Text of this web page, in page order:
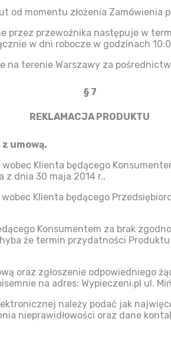
momentu złożenia Zamówienia
przez przewoźnika następuje w
w dni robocze w godzinach
na terenie Warszawy za
§ 7
REKLAMACJA PRODUKTU
umową.
Klienta będącego
z dnia 30 maja 2014 r.,
Klienta będącego
Konsumentem za brak
że termin przydatności
oraz zgłoszenie odpowiedniego
na adres: Wypieczeni.pl ul.
należy podać jak
nieprawidłowości oraz dane